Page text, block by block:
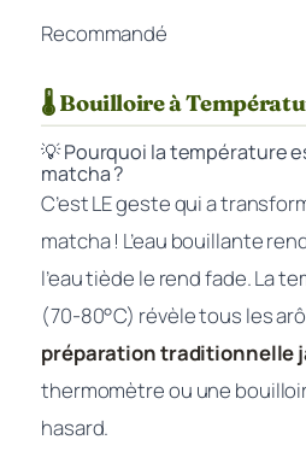
Recommandé
🌡️ Bouilloire à
💡 Pourquoi la température
matcha ?
C’est LE geste qui a
matcha ! L’eau bouillante
l’eau tiède le rend fade. La
(70-80°C) révèle tous les
préparation traditionnelle
thermomètre ou une
hasard.